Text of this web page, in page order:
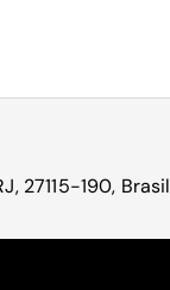
27115-190, Brasil